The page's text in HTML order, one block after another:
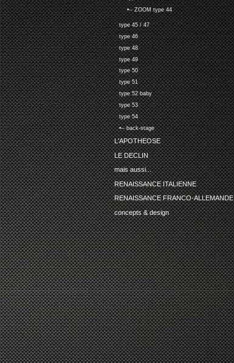
•-- ZOOM type 44
type 45 / 47
type 46
type 48
type 49
type 50
type 51
type 52 baby
type 53
type 54
•-- back-stage
L'APOTHEOSE
LE DECLIN
mais aussi...
RENAISSANCE ITALIENNE
RENAISSANCE FRANCO-ALLEMANDE
concepts & design